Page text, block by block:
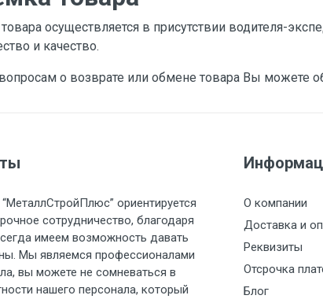
осуществляется в присутствии водителя-
и качество.
о возврате или обмене товара Вы можете
ориентируется
сотрудничество, благодаря
имеем возможность давать
Мы являемся профессионалами
вы можете не сомневаться в
нашего персонала, который
О компании
Доставка и
Реквизиты
Отсрочка
Блог